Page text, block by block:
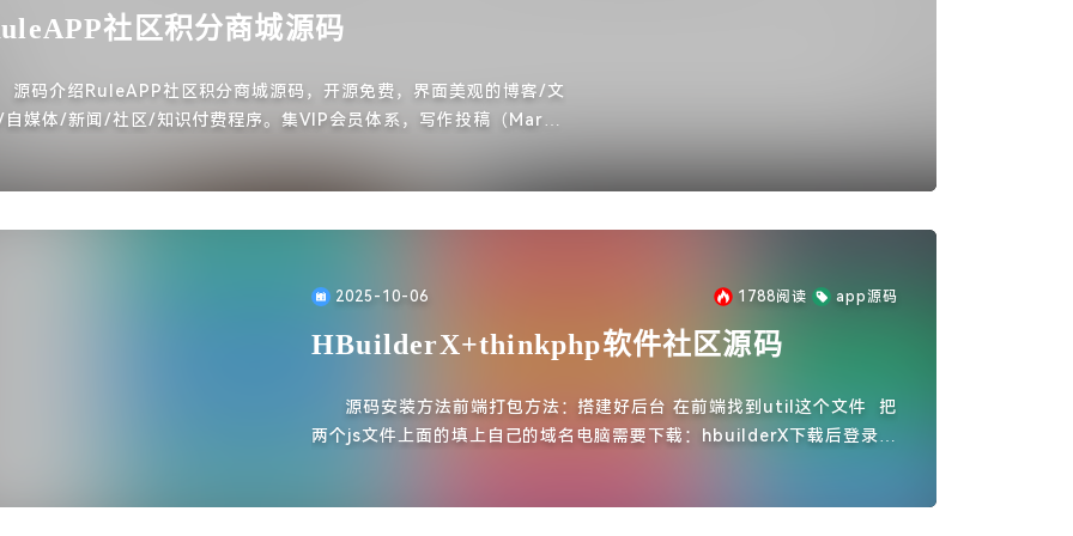
社区积分商城源码
源码介绍RuleAPP社区积分商城源码，开源免费，界面美观的博客/文
媒体/新闻/社区/知识付费程序。集VIP会员体系，写作投稿（Markd
2025-10-06 1788阅读 app源码
HBuilderX+thinkphp软件社区源码
源码安装方法前端打包方法：搭建好后台 在前端找到util这个文件 把
两个js文件上面的填上自己的域名电脑需要下载：hbuilderX下载后登录账